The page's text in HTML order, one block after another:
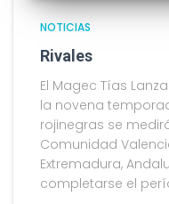
NOTICIAS
Rivales
El Magec Tías
la novena
rojinegras se
Comunidad
Extremadura,
completarse el